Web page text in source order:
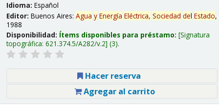
Idioma: Español
Editor: Buenos Aires: Agua y Energía Eléctrica, Sociedad del Estado,
1988
Disponibilidad: Ítems disponibles para préstamo: Signatura
topográfica: 621.374.5/A282/v.2 (3).
Hacer reserva
Agregar al carrito